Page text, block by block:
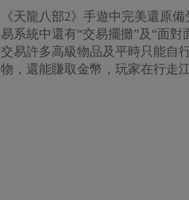
《天龍八部2》手遊中完美還原
易系統中還有“交易擺攤”及“面
交易許多高級物品及平時只能自
物，還能賺取金幣，玩家在行走